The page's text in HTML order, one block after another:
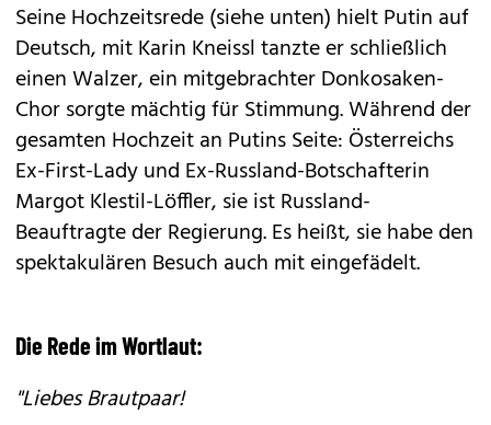
Seine Hochzeitsrede (siehe unten) hielt Putin auf
Deutsch, mit Karin Kneissl tanzte er schließlich
einen Walzer, ein mitgebrachter Donkosaken-
Chor sorgte mächtig für Stimmung. Während der
gesamten Hochzeit an Putins Seite: Österreichs
Ex-First-Lady und Ex-Russland-Botschafterin
Margot Klestil-Löffler, sie ist Russland-
Beauftragte der Regierung. Es heißt, sie habe den
spektakulären Besuch auch mit eingefädelt.
Die Rede im Wortlaut:
"Liebes Brautpaar!